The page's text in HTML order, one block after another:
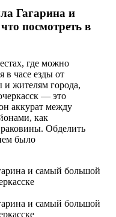
Гагарина и
посмотреть в
где можно
в часе езды от
и жителям города,
— это
аккурат между
как
Обделить
было